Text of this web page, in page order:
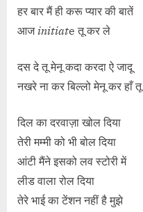
हर बार मैं ही करू प्यार की बातें
आज initiate तू कर ले
दस दे तू मेनू कदा करदा ऐ जादू
नखरे ना कर बिल्लो मेनू कर हाँ तू
दिल का दरवाज़ा खोल दिया
तेरी मम्मी को भी बोल दिया
आंटी मैंने इसको लव स्टोरी में
लीड वाला रोल दिया
तेरे भाई का टेंशन नहीं है मुझे